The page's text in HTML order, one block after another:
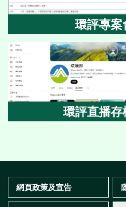
環
環評專案
環
環評直播
:::
網頁政策及宣告